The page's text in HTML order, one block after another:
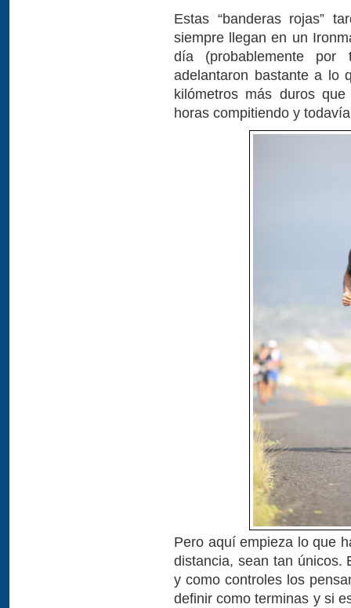
Estas “banderas rojas”
siempre llegan en un
día (probablemente
adelantaron bastante a lo
kilómetros más duros
horas compitiendo y
Pero aquí empieza lo que
distancia, sean tan únicos.
y como controles los
definir como terminas y si